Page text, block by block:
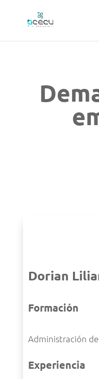
Dorian
Formación
Administración
Experiencia